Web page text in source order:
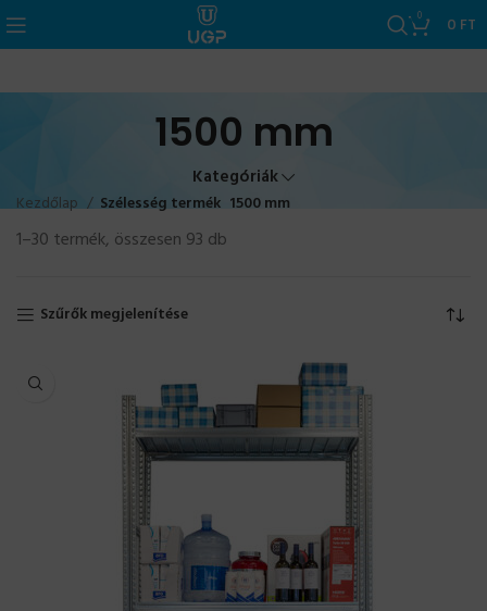
0 0 FT
1500 mm
Kategóriák
Kezdőlap Szélesség termék 1500 mm
1–30 termék, összesen 93 db
Szűrők megjelenítése